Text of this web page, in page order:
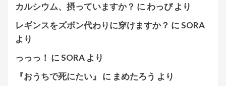
カルシウム、摂っていますか？ に わっぴより
レギンスをズボン代わりに穿けますか？ にSORA
より
っっっ！ にSORA より
『おうちで死にたい』
に まめたろう より